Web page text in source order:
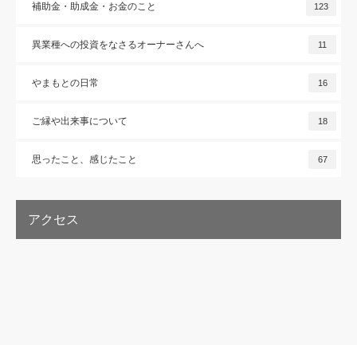
補助金・助成金・お金のこと 123
異業種への投資をなさるオーナーさんへ 11
やまもとの日常 16
ご縁や出来事について 18
思ったこと、感じたこと 67
アクセス